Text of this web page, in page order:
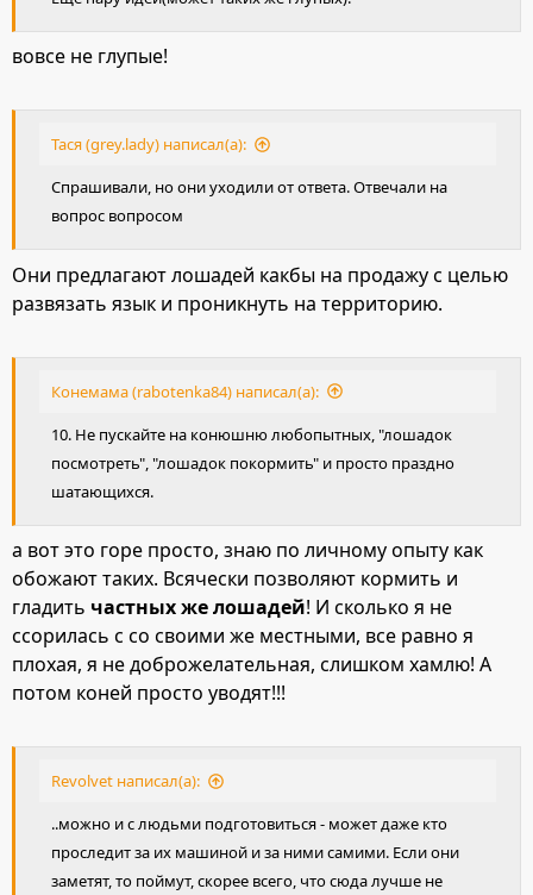
вовсе не глупые!
Тася (grey.lady) написал(а):
Спрашивали, но они уходили от ответа. Отвечали на
вопрос вопросом
Они предлагают лошадей какбы на продажу с целью
развязать язык и проникнуть на территорию.
Конемама (rabotenka84) написал(а):
10. Не пускайте на конюшню любопытных, "лошадок
посмотреть", "лошадок покормить" и просто праздно
шатающихся.
а вот это горе просто, знаю по личному опыту как
обожают таких. Всячески позволяют кормить и
гладить частных же лошадей! И сколько я не
ссорилась с со своими же местными, все равно я
плохая, я не доброжелательная, слишком хамлю! А
потом коней просто уводят!!!
Revolvet написал(а):
..можно и с людьми подготовиться - может даже кто
проследит за их машиной и за ними самими. Если они
заметят, то поймут, скорее всего, что сюда лучше не